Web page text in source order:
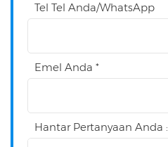
Tel Tel Anda/WhatsApp
Emel Anda *
Hantar Pertanyaan Anda :